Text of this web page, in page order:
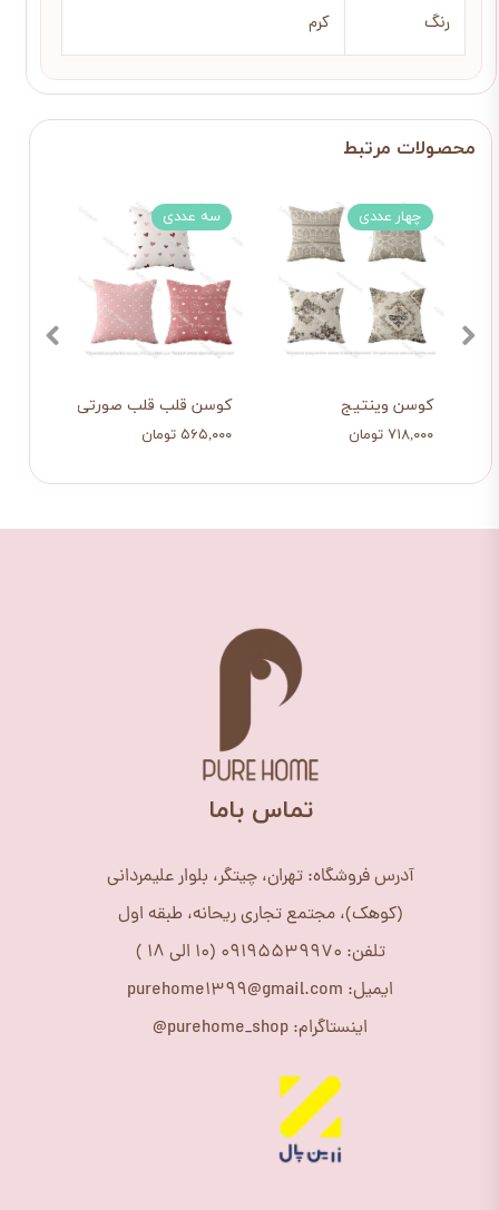
رنگ کرم
کوسن قلب قلب صورتی
۵۶۵,۰۰۰ تومان
سه عددی
کوسن وینتیج
۷۱۸,۰۰۰ تومان
چهار عددی
​تماس باما
آدرس فروشگاه: تهران، چیتگر، بلوار علیمردانی
(کوهک)، مجتمع تجاری ریحانه، طبقه اول
تلفن: 09195539970 (10 الی 18 )
ایمیل: purehome1399@gmail.com
اینستاگرام: purehome_shop@